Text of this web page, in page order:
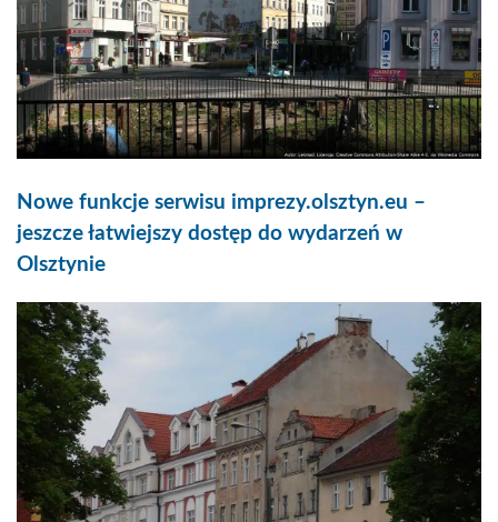
Nowe funkcje serwisu imprezy.olsztyn.eu –
jeszcze łatwiejszy dostęp do wydarzeń w
Olsztynie